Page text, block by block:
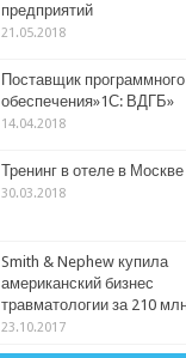
предприятий
21.05.2018
Поставщик программного
обеспечения»1С: ВДГБ»
14.04.2018
Тренинг в отеле в Москве
30.03.2018
Smith & Nephew купила
американский бизнес
травматологии за 210
23.10.2017